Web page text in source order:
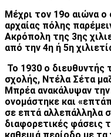
Μέχρι τον 19ο αιώνα
αρχαίας πόλης
Ακρόπολη της 3ης
από την 4η ή 5η
Το 1930 ο διευθυντής
σχολής, Ντέλα Σέτα
Μπρέα ανακάλυψαν
ονομάστηκε και
σε επτά αλλεπάλληλα
διαφορετικές φάσεις